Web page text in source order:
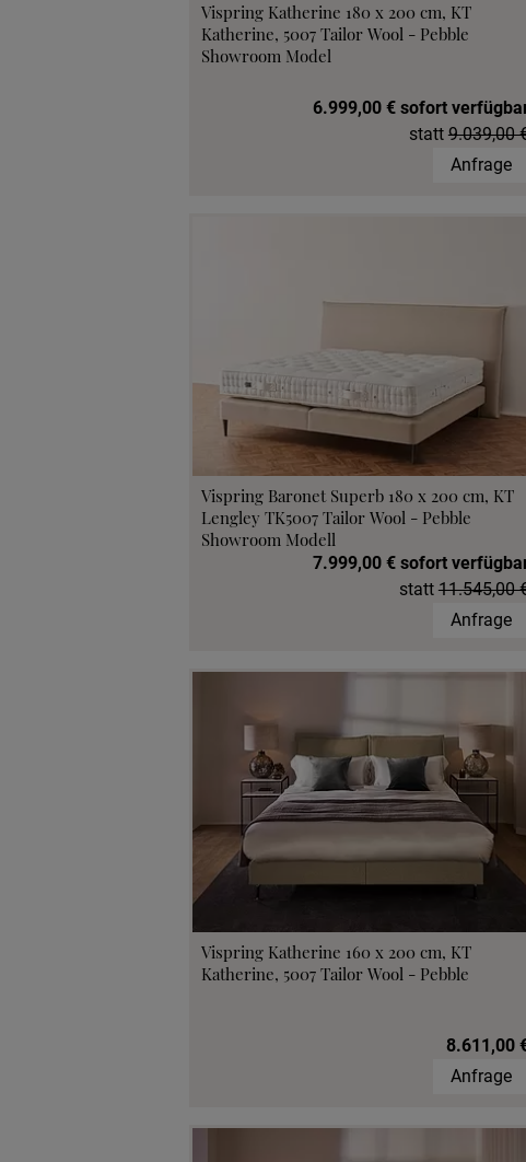
Vispring Katherine 180 x 200 cm, KT
Katherine, 5007 Tailor Wool - Pebble
Showroom Model
6.999,00 € sofort
statt 9.039,00
Anfrage
Vispring Baronet Superb 180 x 200 cm, KT
Lengley TK5007 Tailor Wool - Pebble
Showroom Modell
7.999,00 € sofort
statt 11.545,00
Anfrage
Vispring Katherine 160 x 200 cm, KT
Katherine, 5007 Tailor Wool - Pebble
8.611,00
Anfrage